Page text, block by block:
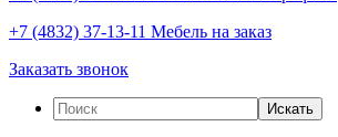
+7 (4832) 37-13-11 Мебель на заказ
Заказать звонок
Искать